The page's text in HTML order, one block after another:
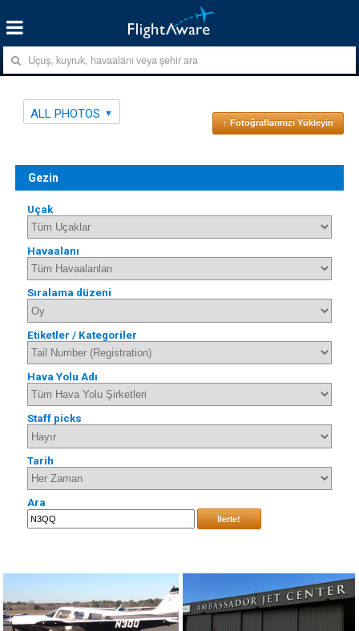
ALL PHOTOS
↑ Fotoğraflarınızı Yükleyin
Gezin
Uçak
Havaalanı
Sıralama düzeni
Etiketler / Kategoriler
Hava Yolu Adı
Staff picks
Tarih
Ara
İlerle!